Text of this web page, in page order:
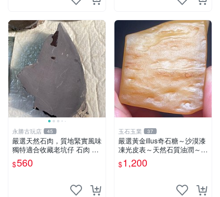
永勝古玩店 45
嚴選天然石肉，質地緊實風味
獨特適合收藏老坑仔 石肉 老
坑 杜鵑花
$560
玉石玉業 37
嚴選黃金illus奇石糖～沙漠漆
凍光皮表～天然石質油潤～年
久包漿～光亮滑順～適合賞
玩、珍藏、陳設～到手即送～
$1,200